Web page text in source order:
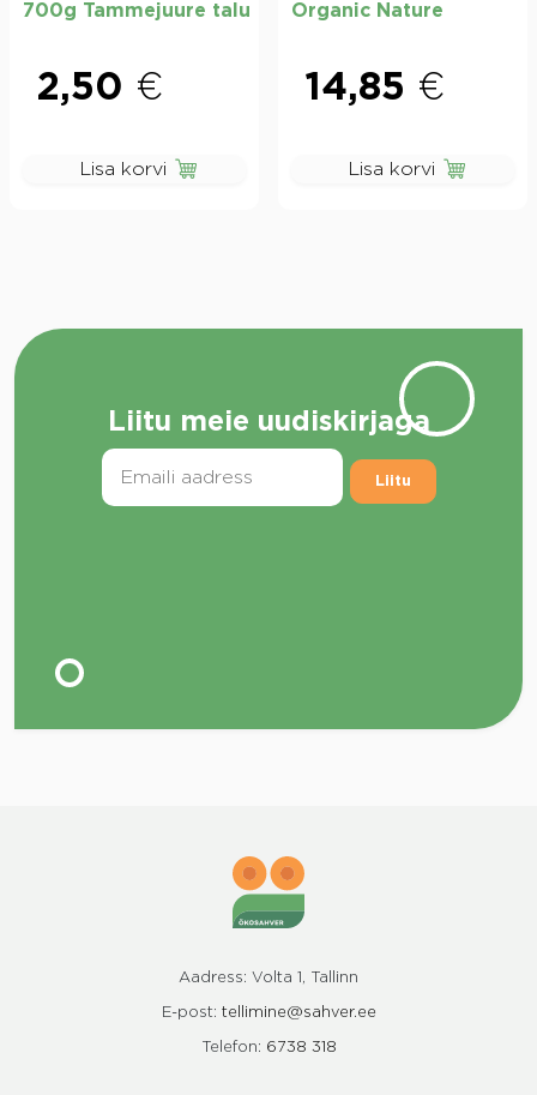
700g Tammejuure talu
2,50 €
Lisa korvi
Organic Nature
14,85 €
Lisa korvi
Liitu meie uudiskirjaga
Liitu
Aadress: Volta 1, Tallinn
E-post: tellimine@sahver.ee
Telefon: 6738 318